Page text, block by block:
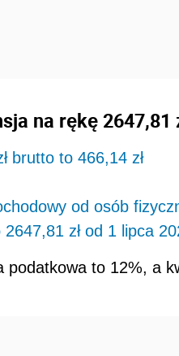
na rękę 2647,81
brutto to 466,14 zł
od osób
zł od 1 lipca
podatkowa to 12%, a